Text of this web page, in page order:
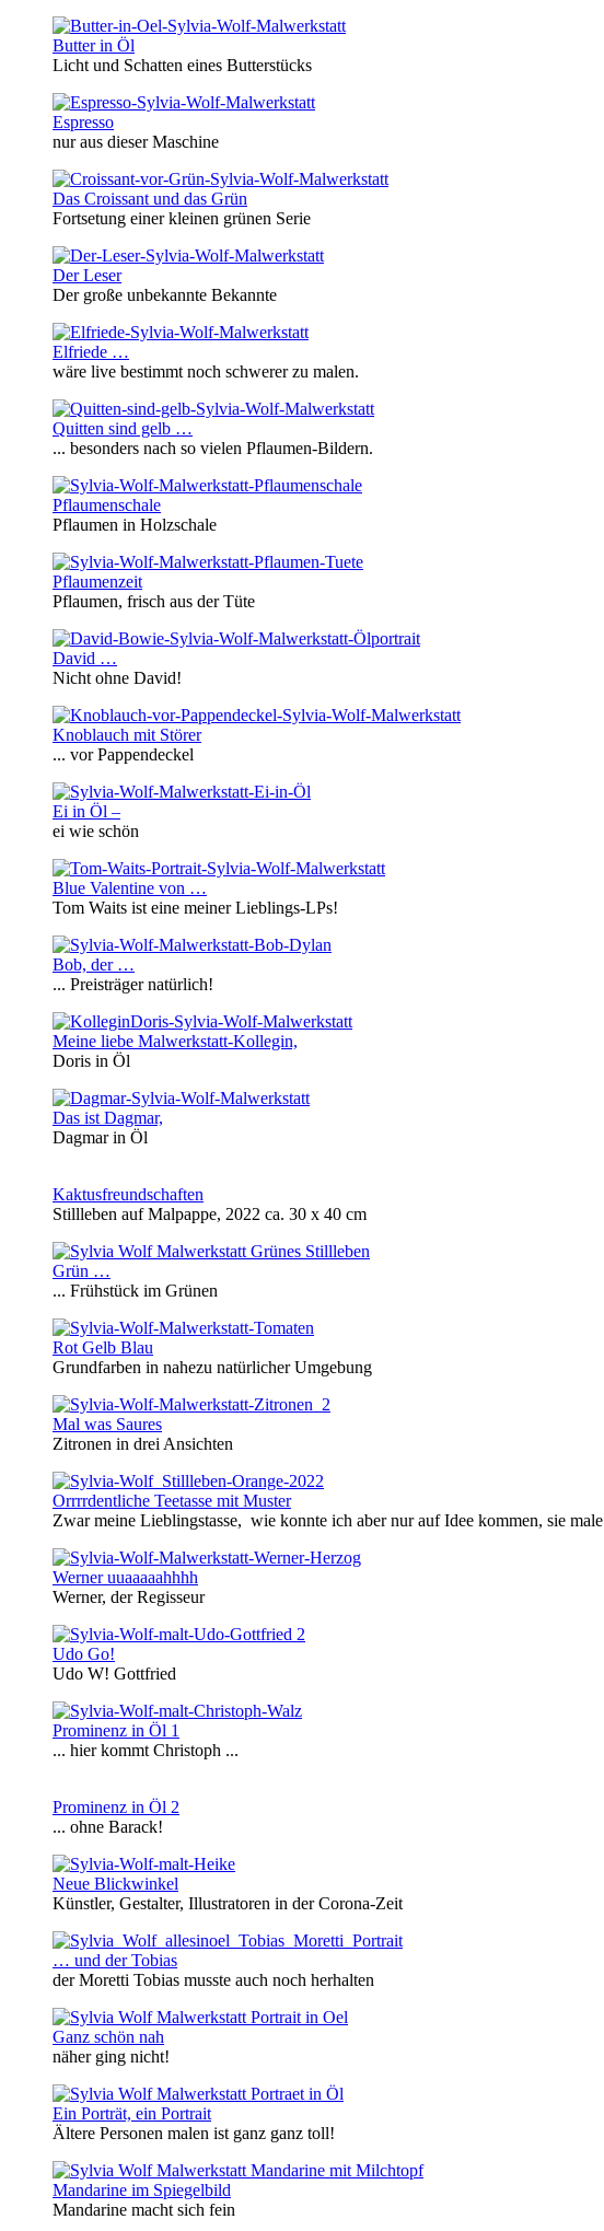
Butter in Öl
Licht und Schatten eines Butterstücks
Espresso
nur aus dieser Maschine
Das Croissant und das Grün
Fortsetung einer kleinen grünen Serie
Der Leser
Der große unbekannte Bekannte
Elfriede …
wäre live bestimmt noch schwerer zu malen.
Quitten sind gelb …
... besonders nach so vielen Pflaumen-Bildern.
Pflaumenschale
Pflaumen in Holzschale
Pflaumenzeit
Pflaumen, frisch aus der Tüte
David …
Nicht ohne David!
Knoblauch mit Störer
... vor Pappendeckel
Ei in Öl –
ei wie schön
Blue Valentine von …
Tom Waits ist eine meiner Lieblings-LPs!
Bob, der …
... Preisträger natürlich!
Meine liebe Malwerkstatt-Kollegin,
Doris in Öl
Das ist Dagmar,
Dagmar in Öl
Kaktusfreundschaften
Stillleben auf Malpappe, 2022 ca. 30 x 40 cm
Grün …
... Frühstück im Grünen
Rot Gelb Blau
Grundfarben in nahezu natürlicher Umgebung
Mal was Saures
Zitronen in drei Ansichten
Orrrrdentliche Teetasse mit Muster
Zwar meine Lieblingstasse, wie konnte ich aber nur auf Idee kommen, sie male
Werner uuaaaaahhhh
Werner, der Regisseur
Udo Go!
Udo W! Gottfried
Prominenz in Öl 1
... hier kommt Christoph ...
Prominenz in Öl 2
... ohne Barack!
Neue Blickwinkel
Künstler, Gestalter, Illustratoren in der Corona-Zeit
… und der Tobias
der Moretti Tobias musste auch noch herhalten
Ganz schön nah
näher ging nicht!
Ein Porträt, ein Portrait
Ältere Personen malen ist ganz ganz toll!
Mandarine im Spiegelbild
Mandarine macht sich fein